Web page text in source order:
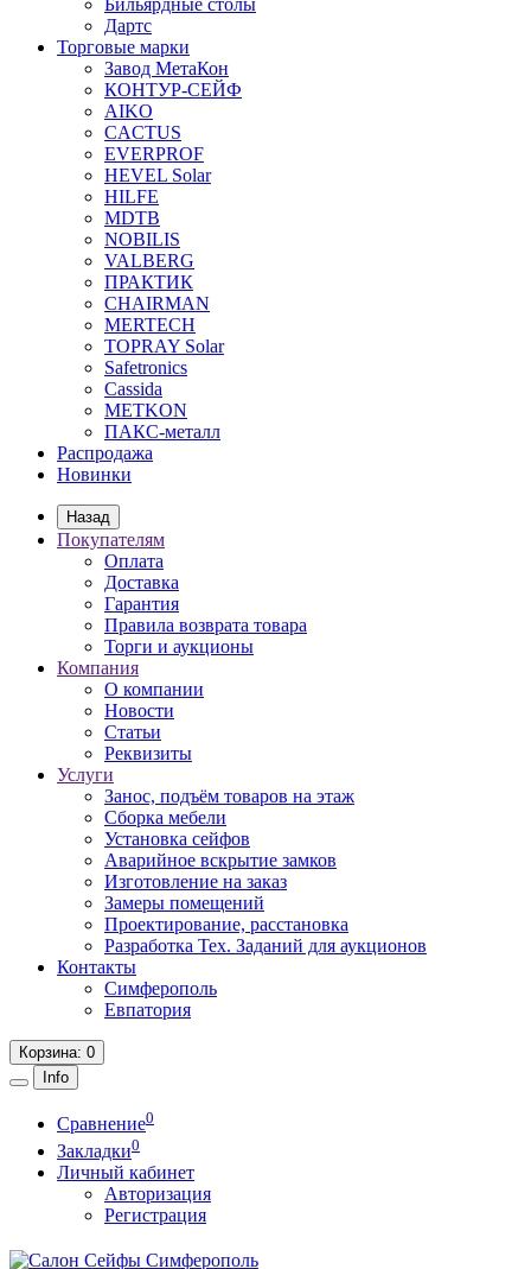
Бильярдные столы
Дартс
Торговые марки
Завод МетаКон
КОНТУР-СЕЙФ
AIKO
CACTUS
EVERPROF
HEVEL Solar
HILFE
MDTB
NOBILIS
VALBERG
ПРАКТИК
CHAIRMAN
MERTECH
TOPRAY Solar
Safetronics
Cassida
METKON
ПАКС-металл
Распродажа
Новинки
Назад
Покупателям
Оплата
Доставка
Гарантия
Правила возврата товара
Торги и аукционы
Компания
О компании
Новости
Статьи
Реквизиты
Услуги
Занос, подъём товаров на этаж
Сборка мебели
Установка сейфов
Аварийное вскрытие замков
Изготовление на заказ
Замеры помещений
Проектирование, расстановка
Разработка Тех. Заданий для аукционов
Контакты
Симферополь
Евпатория
Корзина: 0
Info
Сравнение0
Закладки0
Личный кабинет
Авторизация
Регистрация